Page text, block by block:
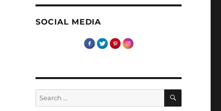
SOCIAL MEDIA
Search
for:
SEARCH